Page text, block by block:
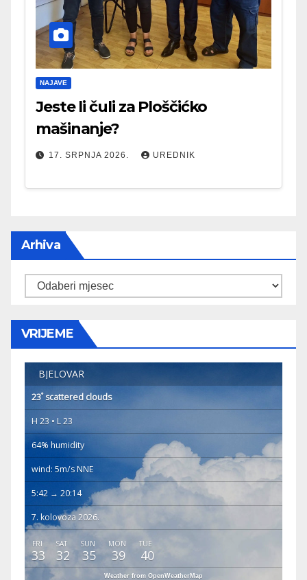
NAJAVE
Jeste li čuli za Ploščićko
mašinanje?
17. SRPNJA 2026. UREDNIK
Arhiva
Arhiva
VRIJEME
BJELOVAR
23°scattered clouds
H 23 • L 23
64% humidity
wind: 5m/s NNE
5:42 → 20:14
7. kolovoza 2026.
FRI
33
SAT
32
SUN
35
MON
39
TUE
40
Weather from OpenWeatherMap